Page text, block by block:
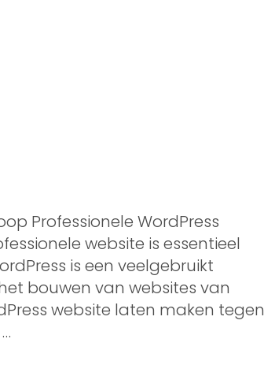
Professionele WordPress
website is essentieel
is een veelgebruikt
bouwen van websites van
website laten maken tegen